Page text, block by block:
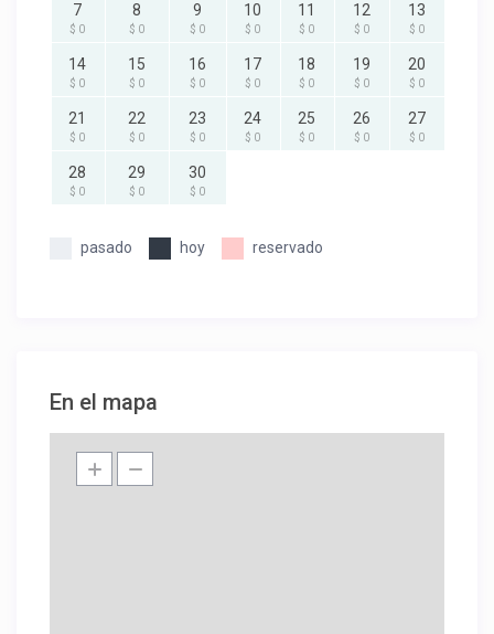
7
$ 0
8
$ 0
9
$ 0
10
$ 0
11
$ 0
12
$ 0
13
$ 0
14
$ 0
15
$ 0
16
$ 0
17
$ 0
18
$ 0
19
$ 0
20
$ 0
21
$ 0
22
$ 0
23
$ 0
24
$ 0
25
$ 0
26
$ 0
27
$ 0
28
$ 0
29
$ 0
30
$ 0
pasado hoy reservado
En el mapa